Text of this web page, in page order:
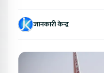
जानकारी केन्द्र